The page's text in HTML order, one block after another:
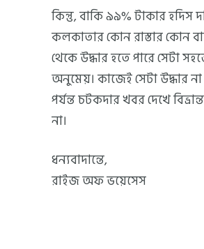
কিন্তু, বাকি ৯৯% টাকার হদিস
কলকাতার কোন রাস্তার কোন
থেকে উদ্ধার হতে পারে সেটা
অনুমেয়। কাজেই সেটা উদ্ধার
পর্যন্ত চটকদার খবর দেখে
না।
ধন্যবাদান্তে,
রাইজ অফ ভয়েসেস